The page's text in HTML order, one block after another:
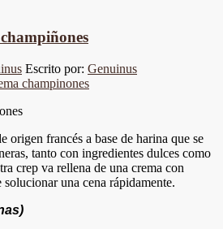
Escrito por: Genuinus
origen francés a base de harina que se
tanto con ingredientes dulces como
crep va rellena de una crema con
una cena rápidamente.